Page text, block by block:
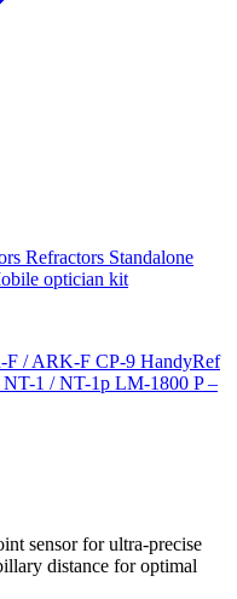
Refractors Standalone
optician kit
F / ARK-F CP-9 HandyRef
NT-1 / NT-1p LM-1800 P –
sensor for ultra-precise
distance for optimal